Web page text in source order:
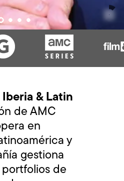
& Latin
de AMC
en
y
gestiona
portfolios de